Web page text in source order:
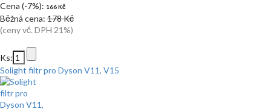
Cena (-7%): 166 Kč
Běžná cena: 178 Kč
(ceny vč. DPH 21%)
Ks:
Solight filtr pro Dyson V11, V15